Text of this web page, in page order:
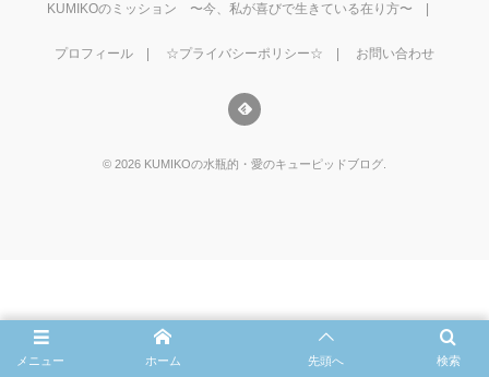
KUMIKOのミッション 〜今、私が喜びで生きている在り方〜
プロフィール ☆プライバシーポリシー☆ お問い合わせ
© 2026 KUMIKOの水瓶的・愛のキューピッドブログ
メニュー 検索
ホーム 先頭へ